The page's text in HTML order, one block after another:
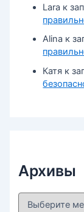
Lara к
Alina к
Катя к
Архивы
А